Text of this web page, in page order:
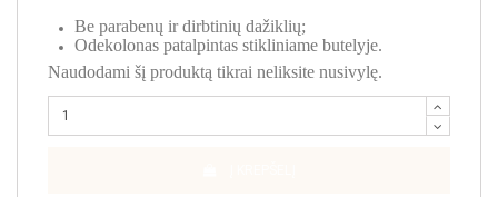
Be parabenų ir dirbtinių dažiklių;
Odekolonas patalpintas stikliniame butelyje.
Naudodami šį produktą tikrai neliksite nusivylę.